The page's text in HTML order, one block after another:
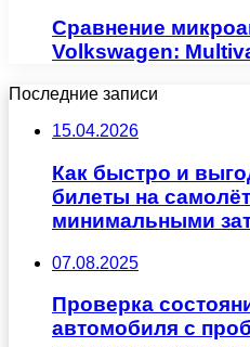
Сравнение
Volkswagen:
Последние записи
15.04.2026
Как быстро и
билеты на
минимальными
07.08.2025
Проверка
автомобиля с